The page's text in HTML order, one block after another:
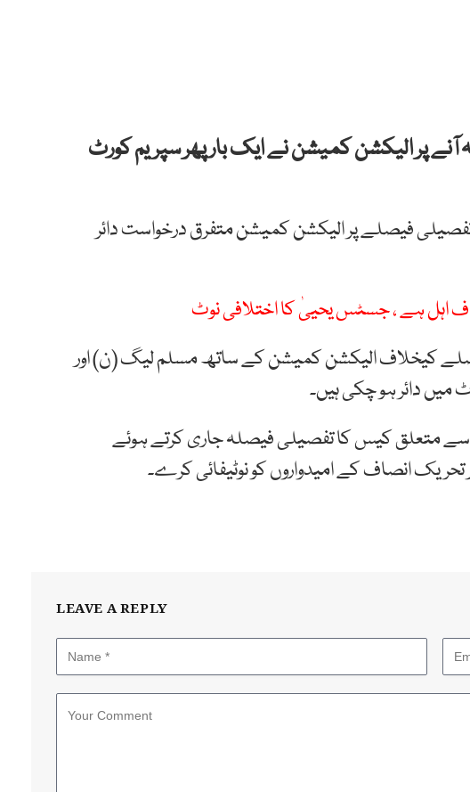
الیکشن کمیشن نے ایک بار پھر سپریم کورٹ
فیصلے پر الیکشن کمیشن متفرق درخواست دائر
اہل ہے ، جسٹس یحییٰ کا اختلافی نوٹ
کے عبوری فیصلے کیخلاف الیکشن کمیشن کے ساتھ مسلم لیگ (ن) اور
متعلق کیس کا تفصیلی فیصلہ جاری کرتے ہوئے
انصاف کے امیدواروں کو نوٹیفائی کرے۔
LEAVE A REPLY